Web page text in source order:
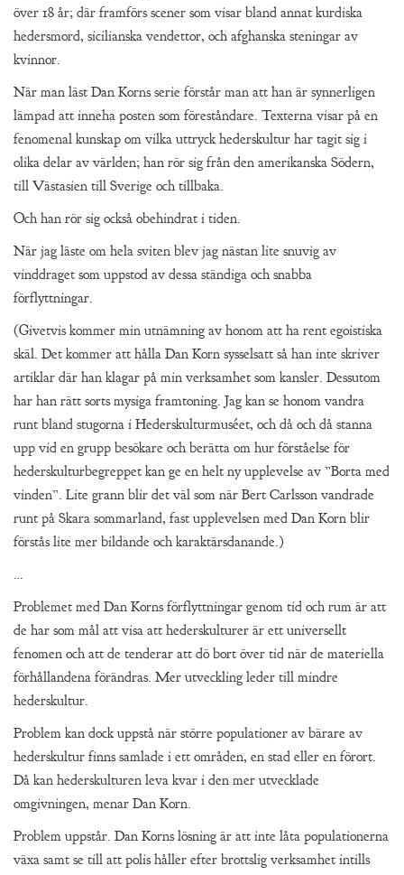
över 18 år; där framförs scener som visar bland annat kurdiska
hedersmord, sicilianska vendettor, och afghanska steningar av
kvinnor.
När man läst Dan Korns serie förstår man att han är synnerligen
lämpad att inneha posten som föreståndare. Texterna visar på en
fenomenal kunskap om vilka uttryck hederskultur har tagit sig i
olika delar av världen; han rör sig från den amerikanska Södern,
till Västasien till Sverige och tillbaka.
Och han rör sig också obehindrat i tiden.
När jag läste om hela sviten blev jag nästan lite snuvig av
vinddraget som uppstod av dessa ständiga och snabba
förflyttningar.
(Givetvis kommer min utnämning av honom att ha rent egoistiska
skäl. Det kommer att hålla Dan Korn sysselsatt så han inte skriver
artiklar där han klagar på min verksamhet som kansler. Dessutom
har han rätt sorts mysiga framtoning. Jag kan se honom vandra
runt bland stugorna i Hederskulturmuséet, och då och då stanna
upp vid en grupp besökare och berätta om hur förståelse för
hederskulturbegreppet kan ge en helt ny upplevelse av ”Borta med
vinden”. Lite grann blir det väl som när Bert Carlsson vandrade
runt på Skara sommarland, fast upplevelsen med Dan Korn blir
förstås lite mer bildande och karaktärsdanande.)
…
Problemet med Dan Korns förflyttningar genom tid och rum är att
de har som mål att visa att hederskulturer är ett universellt
fenomen och att de tenderar att dö bort över tid när de materiella
förhållandena förändras. Mer utveckling leder till mindre
hederskultur.
Problem kan dock uppstå när större populationer av bärare av
hederskultur finns samlade i ett områden, en stad eller en förort.
Då kan hederskulturen leva kvar i den mer utvecklade
omgivningen, menar Dan Korn.
Problem uppstår. Dan Korns lösning är att inte låta populationerna
växa samt se till att polis håller efter brottslig verksamhet intills